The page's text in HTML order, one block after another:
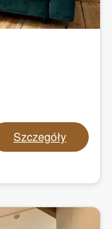
Szczegóły